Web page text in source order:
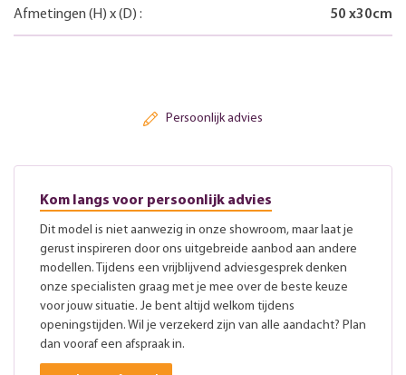
Afmetingen (H) x(D) : 50 x30cm
Persoonlijk advies
Kom langs voor persoonlijk advies
Dit model is niet aanwezig in onze showroom, maar laat je
gerust inspireren door ons uitgebreide aanbod aan andere
modellen. Tijdens een vrijblijvend adviesgesprek denken
onze specialisten graag met je mee over de beste keuze
voor jouw situatie. Je bent altijd welkom tijdens
openingstijden. Wil je verzekerd zijn van alle aandacht? Plan
dan vooraf een afspraak in.